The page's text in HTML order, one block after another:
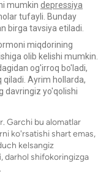
mumkin depressiya
tufayli. Bunday
birga tavsiya etiladi.
miqdorining
olib kelishi mumkin.
og'irroq bo'ladi,
qiladi. Ayrim hollarda,
davringiz yo'qolishi
Garchi bu alomatlar
ko'rsatishi shart emas,
kelsangiz
, darhol shifokoringizga